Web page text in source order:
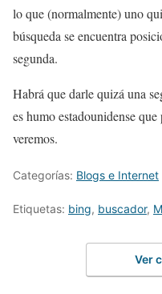
lo que (normalmente) uno
búsqueda se encuentra
segunda.
Habrá que darle quizá una
es humo estadounidense
veremos.
Categorías: Blogs e Internet
Etiquetas: bing, buscador,
Ver